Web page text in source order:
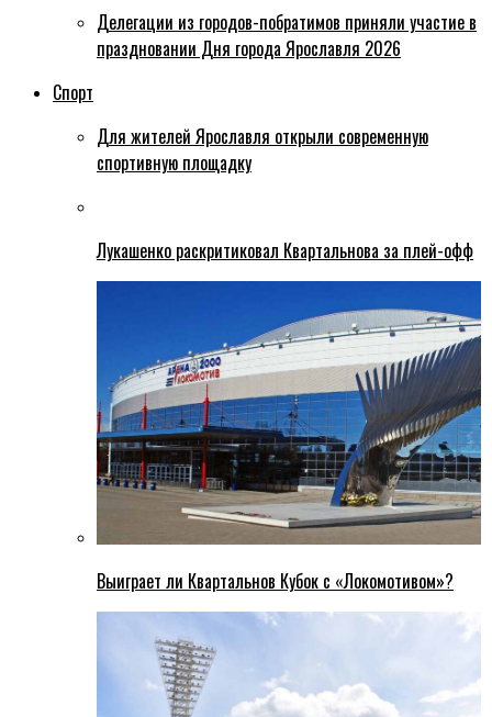
Делегации из городов-побратимов приняли участие в
праздновании Дня города Ярославля 2026
Спорт
Для жителей Ярославля открыли современную
спортивную площадку
Лукашенко раскритиковал Квартальнова за плей-офф
Выиграет ли Квартальнов Кубок с «Локомотивом»?